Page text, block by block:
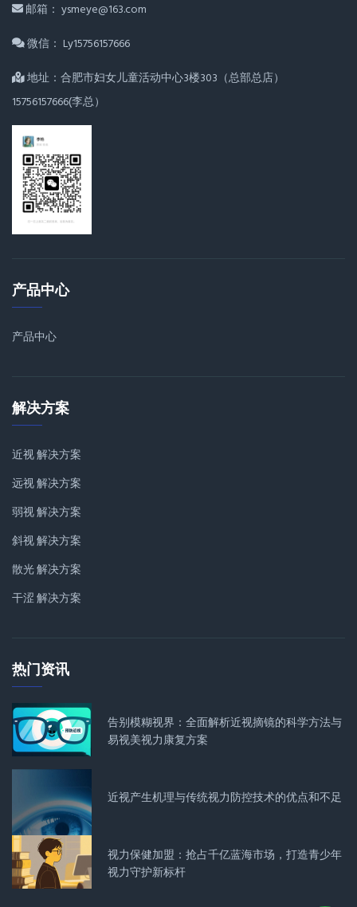
邮箱： ysmeye@163.com
微信： Ly15756157666
地址：合肥市妇女儿童活动中心3楼303（总部总店）
15756157666(李总）
产品中心
产品中心
解决方案
近视 解决方案
远视 解决方案
弱视 解决方案
斜视 解决方案
散光 解决方案
干涩 解决方案
热门资讯
告别模糊视界：全面解析近视摘镜的科学方法与
易视美视力康复方案
近视产生机理与传统视力防控技术的优点和不足
视力保健加盟：抢占千亿蓝海市场，打造青少年
视力守护新标杆